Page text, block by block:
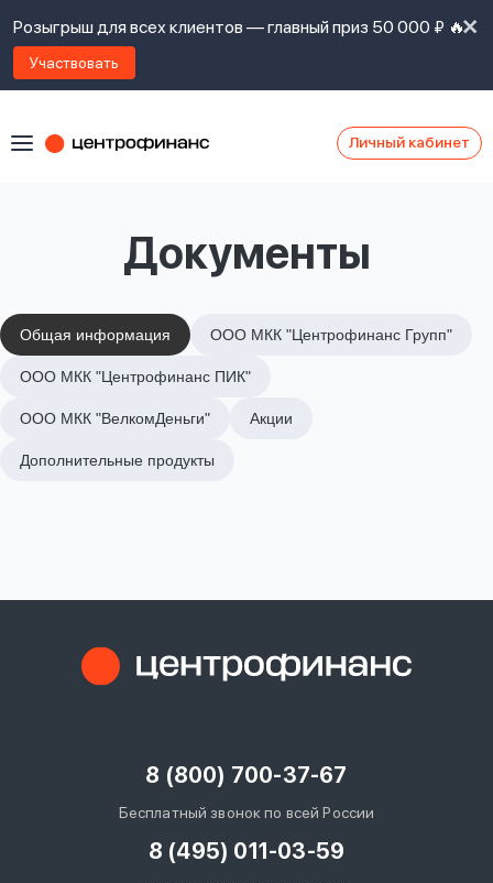
Розыгрыш для всех клиентов — главный приз 50 000 ₽ 🔥
Участвовать
Личный кабинет
Документы
Общая информация ООО МКК "Центрофинанс Групп"
ООО МКК "Центрофинанс ПИК"
ООО МКК "ВелкомДеньги" Акции
Дополнительные продукты
8 (800) 700-37-67
Бесплатный звонок по всей России
8 (495) 011-03-59
Войти под другим номером
ознакомлен
предоставления
займов,
политикой
сайта,
согласие
обработку